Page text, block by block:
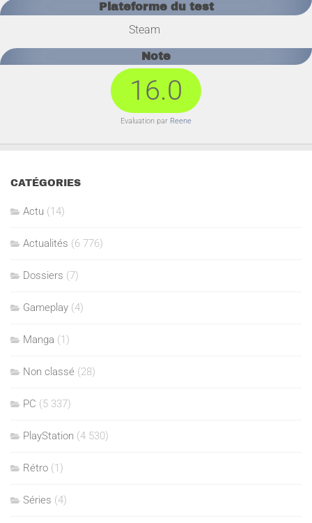
Plateforme du test
Steam
Note
16.0
Evaluation par Reene
CATÉGORIES
Actu (14)
Actualités (6 776)
Dossiers (7)
Gameplay (4)
Manga (1)
Non classé (28)
PC (5 337)
PlayStation (4 530)
Rétro (1)
Séries (4)